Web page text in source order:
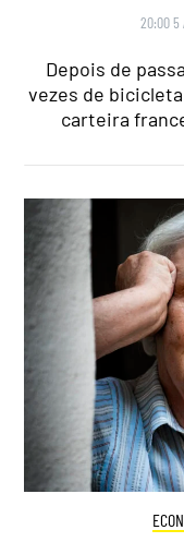
20:00 5
Depois de
vezes de
carteira